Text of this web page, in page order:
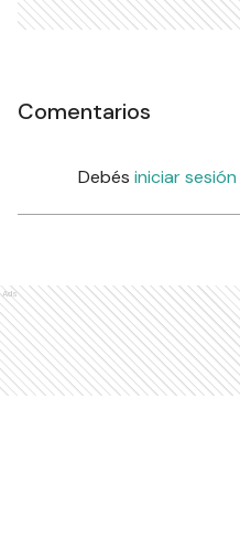
Comentarios
Debés iniciar sesión
Ads